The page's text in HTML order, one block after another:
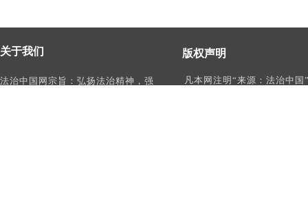
版权声明
凡本网注明“来源：法治中国
关于我们
法治中国网宗旨：弘扬法治精神，强